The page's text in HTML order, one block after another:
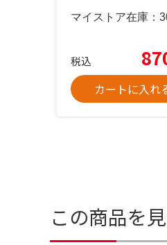
マイストア在庫：
税込
カートに入れ
この商品を